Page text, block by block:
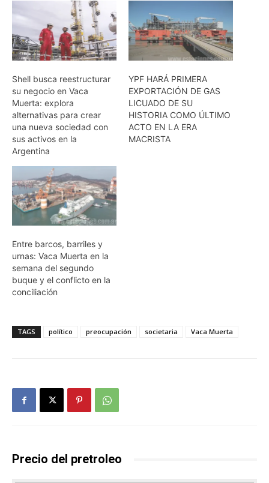
Shell busca reestructurar
su negocio en Vaca
Muerta: explora
alternativas para crear
una nueva sociedad con
sus activos en la
Argentina
YPF HARÁ PRIMERA
EXPORTACIÓN DE GAS
LICUADO DE SU
HISTORIA COMO ÚLTIMO
ACTO EN LA ERA
MACRISTA
Entre barcos, barriles y
urnas: Vaca Muerta en la
semana del segundo
buque y el conflicto en la
conciliación
TAGS político preocupación societaria Vaca Muerta
Precio del pretroleo